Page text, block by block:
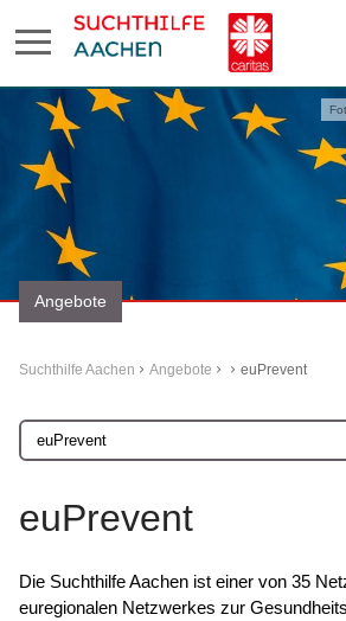
Angebote
Suchthilfe Aachen Angebote euPrevent
euPrevent
Die Suchthilfe Aachen ist einer von 35
euregionalen Netzwerkes zur